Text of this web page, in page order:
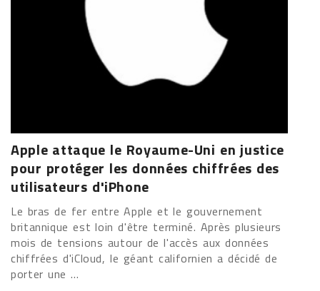
Apple attaque le Royaume-Uni en justice
pour protéger les données chiffrées des
utilisateurs d'iPhone
Le bras de fer entre Apple et le gouvernement
britannique est loin d'être terminé. Après plusieurs
mois de tensions autour de l'accès aux données
chiffrées d'iCloud, le géant californien a décidé de
porter une ...